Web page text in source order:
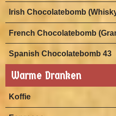
Irish Chocolatebomb
French Chocolatebomb
Spanish Chocolatebomb 43
Warme Dranken
Koffie